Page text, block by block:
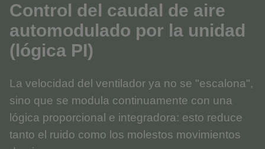
Control del caudal de aire
automodulado por la unidad
(lógica PI)
La velocidad del ventilador ya no se "escalona",
sino que se modula continuamente con una
lógica proporcional e integradora: esto reduce
tanto el ruido como los molestos movimientos